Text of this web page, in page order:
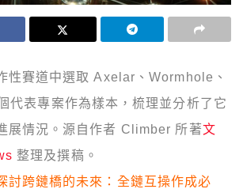
性賽道中選取 Axelar、Wormhole、
代表專案作為樣本，梳理並分析了它
展情況。源自作者 Climber 所著文
整理及撰稿。
討跨鏈橋的未來：全鏈互操作成必